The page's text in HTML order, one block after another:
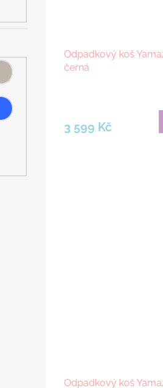
Odpadkový koš
černá
3 599 Kč
Odpadkový koš